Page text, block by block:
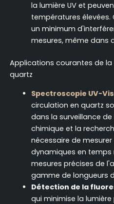
la lumière UV et
températures
un minimum
mesures, même dans
Applications courantes de
quartz
Spectroscopie UV-Vis
circulation en quartz
dans la surveillance
chimique et la
nécessaire de
dynamiques en temps
mesures précises de
gamme de longueurs
Détection de la
qui minimise la